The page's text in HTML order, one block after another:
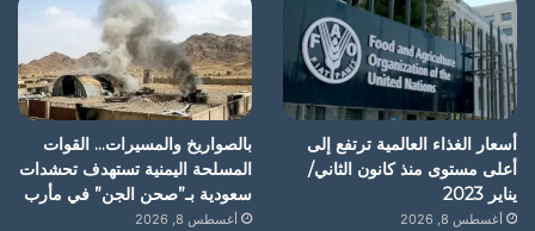
أسعار الغذاء العالمية ترتفع إلى
أعلى مستوى منذ كانون الثاني/
يناير 2023
أغسطس 8, 2026
بالصواريخ والمسيرات… القوات
المسلحة اليمنية تستهدف تحشدات
سعودية بـ”صحن الجن” في مأرب
أغسطس 8, 2026